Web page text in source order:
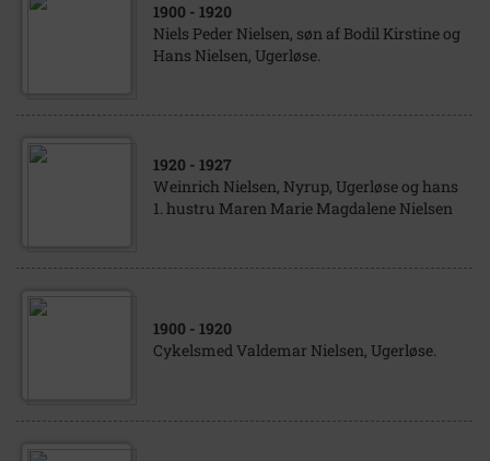
1900 - 1920
Niels Peder Nielsen, søn af Bodil Kirstine og
Hans Nielsen, Ugerløse.
1920 - 1927
Weinrich Nielsen, Nyrup, Ugerløse og hans
1. hustru Maren Marie Magdalene Nielsen
1900 - 1920
Cykelsmed Valdemar Nielsen, Ugerløse.